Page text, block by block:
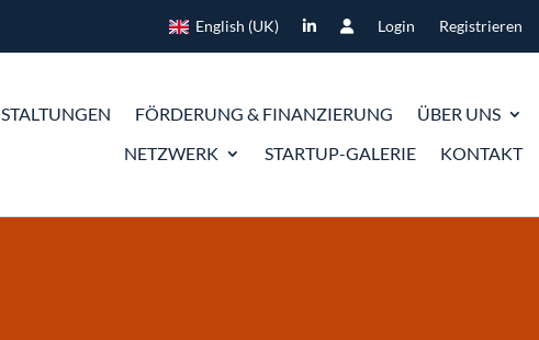
English (UK) Login Registrieren
FÖRDERUNG & FINANZIERUNG
ÜBER UNS
NETZWERK
STARTUP-GALERIE KONTAKT